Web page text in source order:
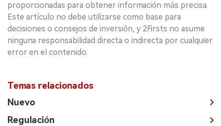
proporcionadas para obtener información más precisa.
Este artículo no debe utilizarse como base para
decisiones o consejos de inversión, y 2Firsts no asume
ninguna responsabilidad directa o indirecta por cualquier
error en el contenido.
Temas relacionados
Nuevo
Regulación